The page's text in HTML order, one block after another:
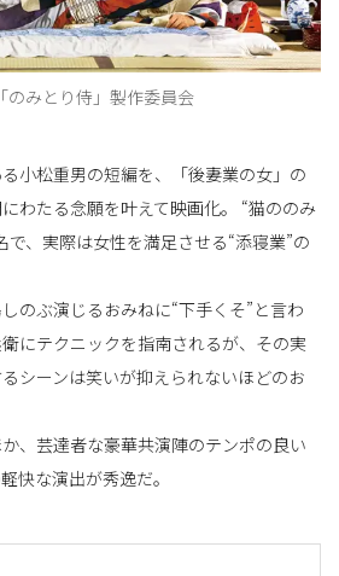
切
え
のみとり侍」製作委員会
小松重男の短編を、「後妻業の女」の
わたる念願を叶えて映画化。 “猫ののみ
、実際は女性を満足させる“添寝業”の
のぶ演じるおみねに“下手くそ”と言わ
にテクニックを指南されるが、その実
シーンは笑いが抑えられないほどのお
、芸達者な豪華共演陣のテンポの良い
快な演出が秀逸だ。